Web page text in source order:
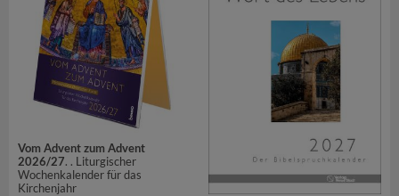
Vom Advent zum Advent
2026/27. . Liturgischer
Wochenkalender für das
Kirchenjahr